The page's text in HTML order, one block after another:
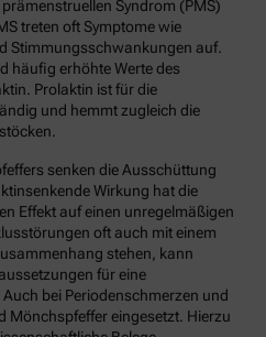
Syndrom (PMS)
treten oft Symptome wie
Stimmungsschwankungen auf.
häufig erhöhte Werte des
Prolaktin ist für die
und hemmt zugleich die
senken die Ausschüttung
Wirkung hat die
Effekt auf einen unregelmäßigen
oft auch mit einem
stehen, kann
für eine
bei Periodenschmerzen und
Mönchspfeffer eingesetzt. Hierzu